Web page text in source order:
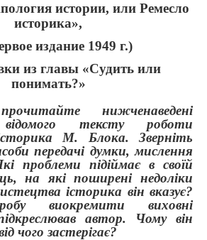
истории, или Ремесло
историка»,
издание 1949 г.)
из главы «Судить или
понимать?»
нижченаведені
тексту роботи
М. Блока. Зверніть
передачі думки, мислення
проблеми підіймає в своїй
на які поширені недоліки
історика він вказує?
виокремити виховні
автор. Чому він
чого застерігає?